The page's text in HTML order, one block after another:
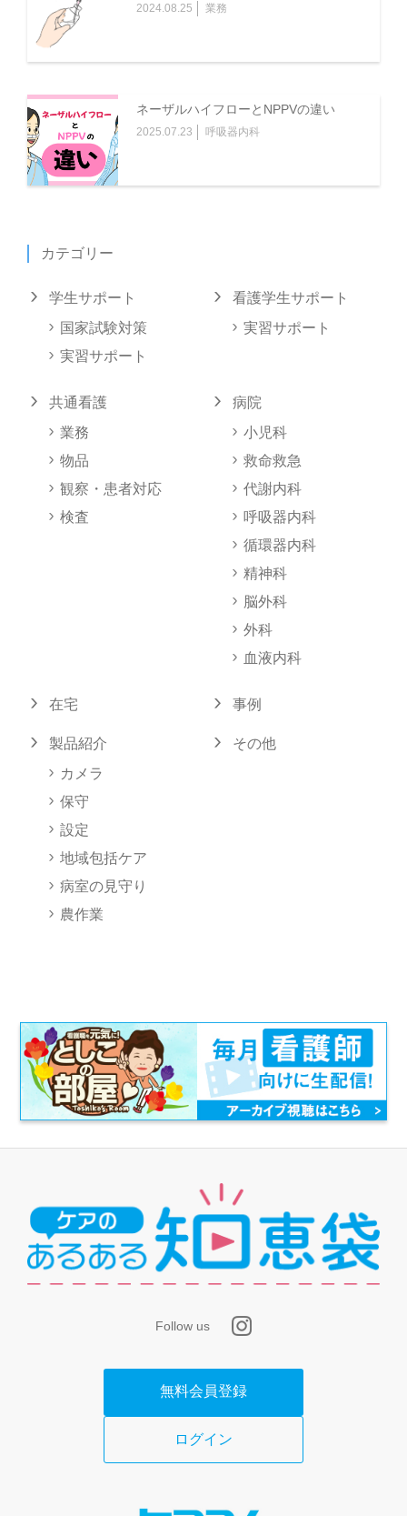
2024.08.25 業務
ネーザルハイフローとNPPVの違い
2025.07.23 呼吸器内科
カテゴリー
学生サポート
国家試験対策
実習サポート
看護学生サポート
実習サポート
共通看護
業務
物品
観察・患者対応
検査
病院
小児科
救命救急
代謝内科
呼吸器内科
循環器内科
精神科
脳外科
外科
血液内科
在宅 事例
製品紹介
カメラ
保守
設定
地域包括ケア
病室の見守り
農作業
その他
Follow us
無料会員登録
ログイン